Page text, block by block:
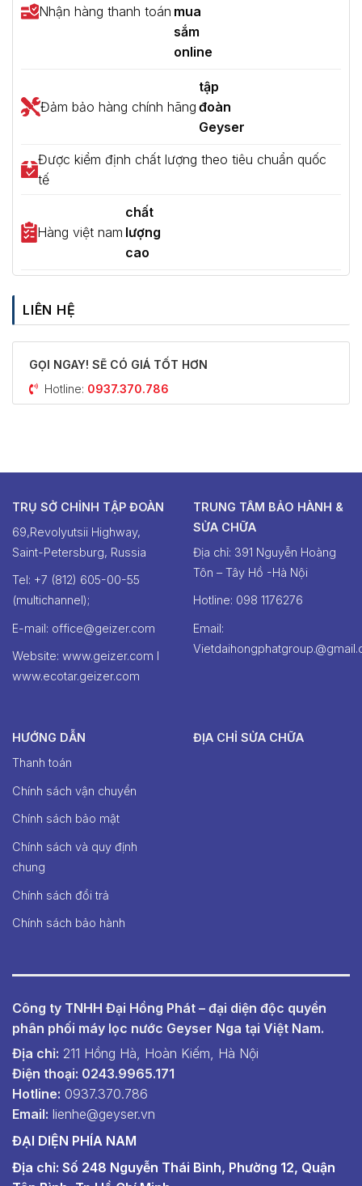
Nhận hàng thanh toán mua
sắm
online
Đảm bảo hàng chính hãng
tập
đoàn
Geyser
Được kiểm định chất lượng theo tiêu chuẩn quốc
tế
Hàng việt nam
chất
lượng
cao
LIÊN HỆ
GỌI NGAY! SẼ CÓ GIÁ TỐT HƠN
Hotline: 0937.370.786
TRỤ SỞ CHỈNH TẬP ĐOÀN
69,Revolyutsii Highway,
Saint-Petersburg, Russia
Tel: +7 (812) 605-00-55
(multichannel);
E-mail: office@geizer.com
Website: www.geizer.com I
www.ecotar.geizer.com
TRUNG TÂM BẢO HÀNH &
SỬA CHỮA
Địa chỉ: 391 Nguyễn Hoàng
Tôn – Tây Hồ -Hà Nội
Hotline: ‭098 1176276‬
Email:
HƯỚNG DẪN
Thanh toán
Chính sách vận chuyển
Chính sách bảo mật
Chính sách và quy định
chung
Chính sách đổi trả
Chính sách bảo hành
ĐỊA CHỈ SỬA CHỮA
Công ty TNHH Đại Hồng Phát – đại diện độc quyền
phân phối máy lọc nước Geyser Nga tại Việt Nam.
Địa chỉ: 211 Hồng Hà, Hoàn Kiếm, Hà Nội
Điện thoại: 0243.9965.171
Hotline: 0937.370.786
Email: lienhe@geyser.vn
ĐẠI DIỆN PHÍA NAM
Địa chỉ: Số 248 Nguyễn Thái Bình, Phường 12, Quận